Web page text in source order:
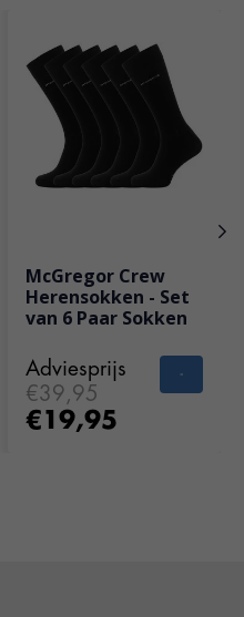
McGregor Crew
Herensokken - Set
van 6 Paar Sokken
Adviesprijs
€39,95
€19,95